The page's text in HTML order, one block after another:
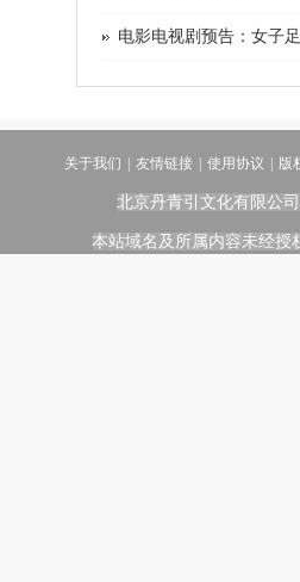
电影电视剧预告：女子
关于我们 友情链接 使用协议 版
北京丹青引文化有限公
本站域名及所属内容未经授